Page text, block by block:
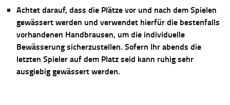
Achtet darauf, dass die Plätze vor und nach dem Spielen
gewässert werden und verwendet hierfür die bestenfalls
vorhandenen Handbrausen, um die individuelle
Bewässerung sicherzustellen. Sofern Ihr abends die
letzten Spieler auf dem Platz seid kann ruhig sehr
ausgiebig gewässert werden.